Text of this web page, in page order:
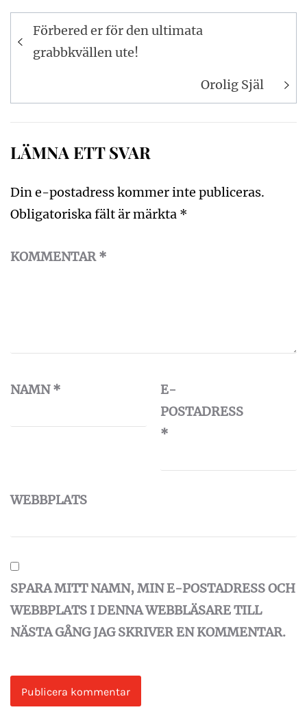
Inläggsnavigering
Förbered er för den ultimata
grabbkvällen ute!
Orolig Själ
LÄMNA ETT SVAR
Din e-postadress kommer inte publiceras.
Obligatoriska fält är märkta *
KOMMENTAR*
NAMN*
E-
POSTADRESS
*
WEBBPLATS
SPARA MITT NAMN, MIN E-POSTADRESS OCH
WEBBPLATS I DENNA WEBBLÄSARE TILL
NÄSTA GÅNG JAG SKRIVER EN KOMMENTAR.